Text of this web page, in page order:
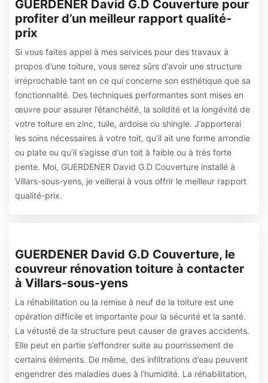
GUERDENER David G.D Couverture pour
profiter d’un meilleur rapport qualité-
prix
Si vous faites appel à mes services pour des travaux à
propos d’une toiture, vous serez sûrs d’avoir une structure
irréprochable tant en ce qui concerne son esthétique que sa
fonctionnalité. Des techniques performantes sont mises en
œuvre pour assurer l’étanchéité, la solidité et la longévité de
votre toiture en zinc, tuile, ardoise ou shingle. J’apporterai
les soins nécessaires à votre toit, qu’il ait une forme arrondie
ou plate ou qu’il s’agisse d’un toit à faible ou à très forte
pente. Moi, GUERDENER David G.D Couverture installé à
Villars-sous-yens, je veillerai à vous offrir le meilleur rapport
qualité-prix.
GUERDENER David G.D Couverture, le
couvreur rénovation toiture à contacter
à Villars-sous-yens
La réhabilitation ou la remise à neuf de la toiture est une
opération difficile et importante pour la sécurité et la santé.
La vétusté de la structure peut causer de graves accidents.
Elle peut en partie s’effondrer suite au pourrissement de
certains éléments. De même, des infiltrations d’eau peuvent
engendrer des maladies dues à l’humidité. La réhabilitation,